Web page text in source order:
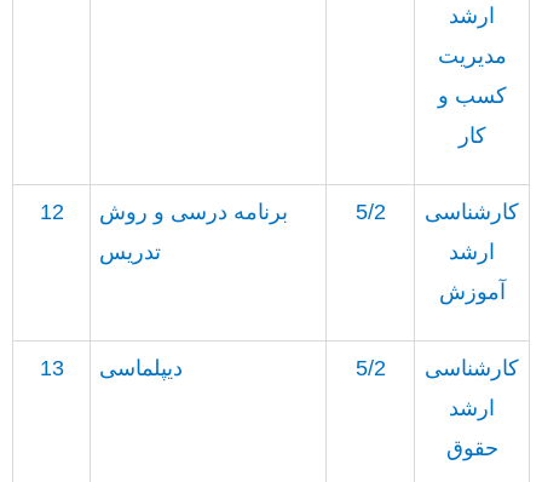
ارشد
مدیریت
کسب و
کار
12
برنامه درسی و روش
تدریس
5/2
کارشناسی
ارشد
آموزش
13 دیپلماسی 5/2
کارشناسی
ارشد
حقوق